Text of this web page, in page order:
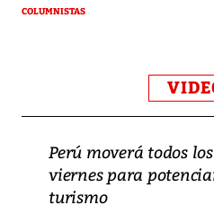
COLUMNISTAS
Perú moverá todos
viernes para
turismo